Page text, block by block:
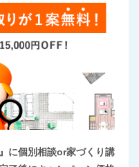
に個別相談or家づくり講